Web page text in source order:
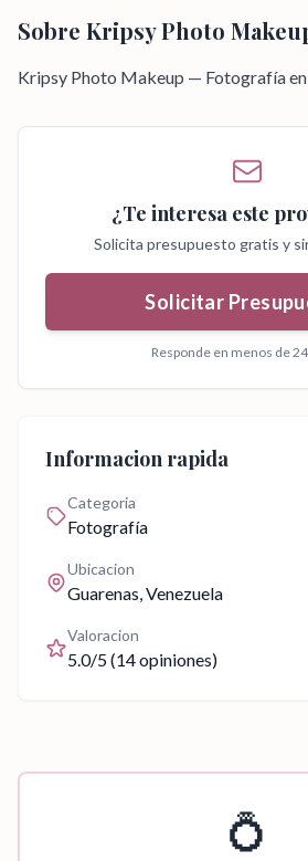
Sobre Kripsy Photo
Kripsy Photo Makeup — Fotografía en
¿Te interesa este
Solicita presupuesto gratis y
Solicitar
Responde en menos de
Informacion rapida
Categoria
Fotografía
Ubicacion
Guarenas, Venezuela
Valoracion
5.0/5 (14opiniones)
💍